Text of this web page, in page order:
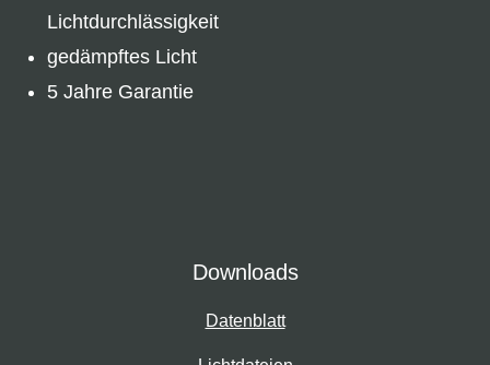
Lichtdurchlässigkeit
gedämpftes Licht
5 Jahre Garantie
Downloads
Datenblatt